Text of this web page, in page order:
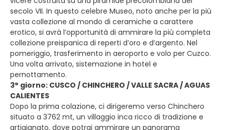
secolo VII. In questo celebre Museo, noto anche per la più
vasta collezione al mondo di ceramiche a carattere
erotico, si avrà l’opportunità di ammirare la più completa
collezione preispanica di reperti d’oro e d’argento. Nel
pomeriggio, trasferimento in aeroporto e volo per Cuzco.
Una volta arrivato, sistemazione in hotel e
pernottamento.
3° giorno: CUSCO / CHINCHERO / VALLE SACRA / AGUAS
CALIENTES
Dopo la prima colazione, ci dirigeremo verso Chinchero
situato a 3762 mt, un villaggio inca ricco di tradizione e
artigianato, dove potrai ammirare un panorama